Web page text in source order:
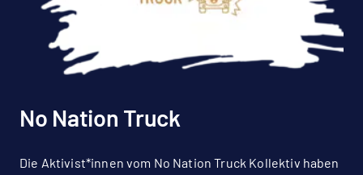
No Nation Truck
Die Aktivist*innen vom No Nation Truck Kollektiv haben